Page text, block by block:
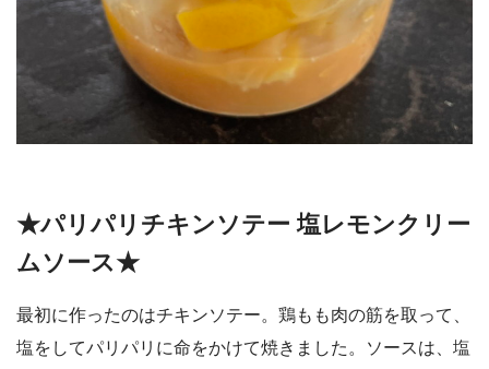
★パリパリチキンソテー 塩レモンクリー
ムソース★
最初に作ったのはチキンソテー。鶏もも肉の筋を取って、
塩をしてパリパリに命をかけて焼きました。ソースは、塩